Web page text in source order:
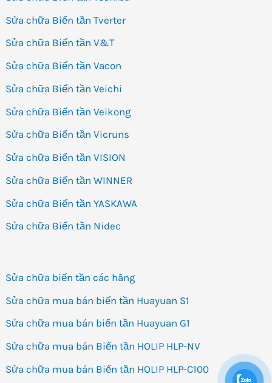
Sửa chữa Biến tần Tverter
Sửa chữa Biến tần V&T
Sửa chữa Biến tần Vacon
Sửa chữa Biến tần Veichi
Sửa chữa Biến tần Veikong
Sửa chữa Biến tần Vicruns
Sửa chữa Biến tần VISION
Sửa chữa Biến tần WINNER
Sửa chữa Biến tần YASKAWA
Sửa chữa Biến tần Nidec
Sửa chữa biến tần các hãng
Sửa chữa mua bán biến tần Huayuan S1
Sửa chữa mua bán biến tần Huayuan G1
Sửa chữa mua bán Biến tần HOLIP HLP-NV
Sửa chữa mua bán Biến tần HOLIP HLP-C100